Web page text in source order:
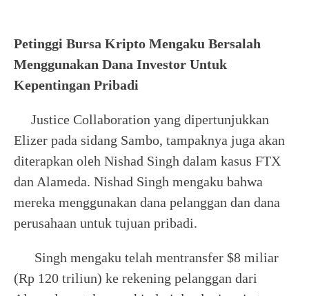
Petinggi Bursa Kripto Mengaku Bersalah
Menggunakan Dana Investor Untuk
Kepentingan Pribadi
Justice Collaboration yang dipertunjukkan
Elizer pada sidang Sambo, tampaknya juga akan
diterapkan oleh Nishad Singh dalam kasus FTX
dan Alameda. Nishad Singh mengaku bahwa
mereka menggunakan dana pelanggan dan dana
perusahaan untuk tujuan pribadi.
Singh mengaku telah mentransfer $8 miliar
(Rp 120 triliun) ke rekening pelanggan dari